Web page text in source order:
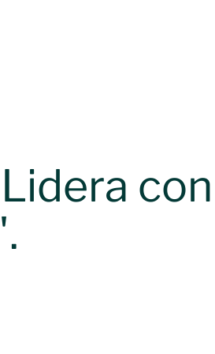
con